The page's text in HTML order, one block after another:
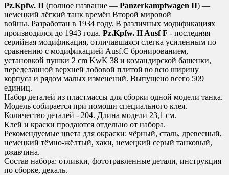
Pz.Kpfw. II (полное название — Panzerkampfwagen II) —
немецкий лёгкий танк времён Второй мировой
войны. Разработан в 1934 году. В различных модификациях
производился до 1943 года. Pz.Kpfw. II Ausf F - последняя
серийная модификация, отличавшаяся слегка усиленным по
сравнению с модификацией Ausf.C бронированием,
установкой пушки 2 cm KwK 38 и командирской башенки,
переделанной верхней лобовой плитой во всю ширину
корпуса и рядом малых изменений. Выпущено всего 509
единиц.
Набор деталей из пластмассы для сборки одной модели танка.
Модель собирается при помощи специального клея.
Количество деталей - 204. Длина модели 23,1 см.
Клей и краски продаются отдельно от набора.
Рекомендуемые цвета для окраски: чёрный, сталь, древесный,
немецкий тёмно-жёлтый, хаки, немецкий серый танковый,
ржавчина.
Состав набора: отливки, фототравленные детали, инструкция
по сборке, декаль.